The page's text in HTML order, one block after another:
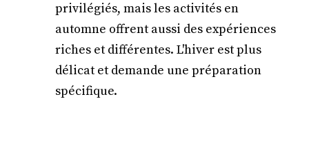
privilégiés, mais les activités en
automne offrent aussi des expériences
riches et différentes. L'hiver est plus
délicat et demande une préparation
spécifique.